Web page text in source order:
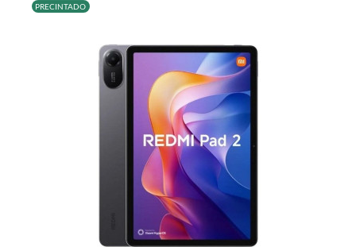
PRECINTADO